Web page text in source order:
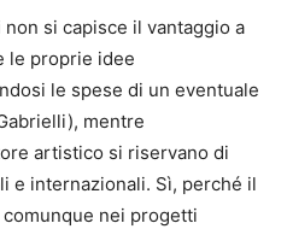
si capisce il vantaggio a
le proprie idee
le spese di un eventuale
mentre
artistico si riservano di
e internazionali. Sì, perché il
nei progetti